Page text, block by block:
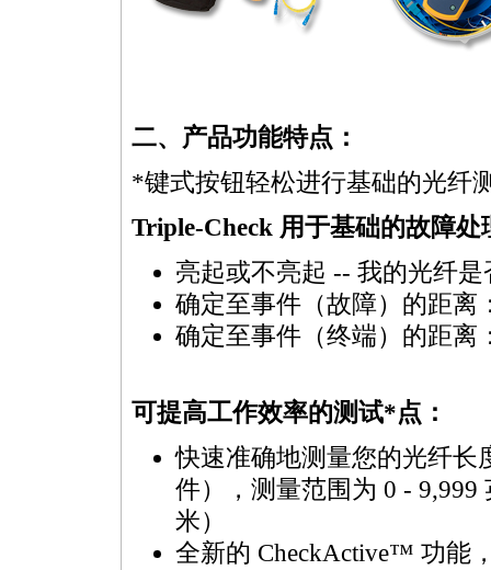
二、产品功能特点：
*键式按钮轻松进行基础的光纤
Triple-Check 用于基础的故障处
亮起或不亮起 -- 我的光纤
确定至事件（故障）的距离
确定至事件（终端）的距离
可提高工作效率的测试*点：
快速准确地测量您的光纤长
件），测量范围为 0 -
米）
全新的 CheckActive™ 功能